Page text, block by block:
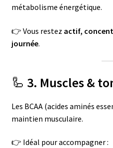
métabolisme énergétique.
👉 Vous restez actif,
journée.
🦾 3. Muscles &
Les BCAA (acides aminés
maintien musculaire.
👉 Idéal pour accompagner :